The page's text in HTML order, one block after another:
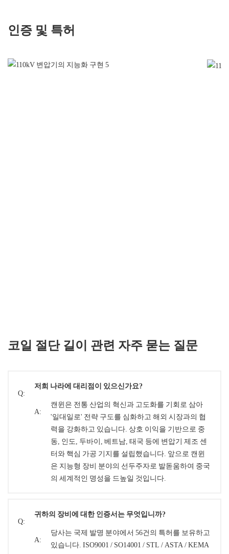
인증 및 특허
코일 절단 길이 관련 자주 묻는 질문
Q:
저희 나라에 대리점이 있으신가요?
A:
캔윈은 전통 산업의 혁신과 고도화를 기회로 삼아
'일대일로' 전략 구도를 심화하고 해외 시장과의 협
력을 강화하고 있습니다. 상호 이익을 기반으로 중
동, 인도, 두바이, 베트남, 태국 등에 변압기 제조 센
터와 핵심 가공 기지를 설립했습니다. 앞으로 캔윈
은 지능형 장비 분야의 선두주자로 발돋움하여 중국
의 세계적인 명성을 드높일 것입니다.
Q:
귀하의 장비에 대한 인증서는 무엇입니까?
A:
당사는 국제 발명 분야에서 56건의 특허를 보유하고
있습니다. ISO9001 / SO14001 / STL / ASTA / KEMA